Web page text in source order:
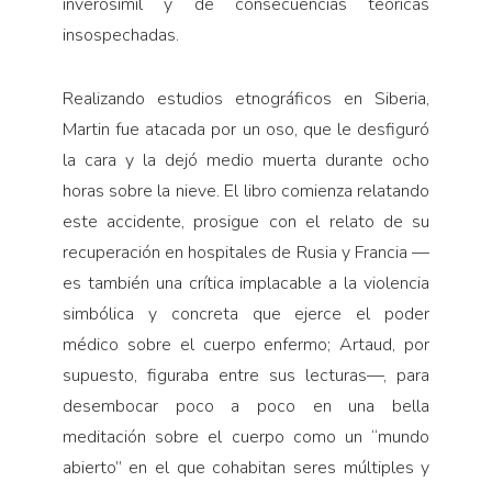
insospechadas.
Realizando estudios etnográficos en Siberia,
Martin fue atacada por un oso, que le desfiguró
la cara y la dejó medio muerta durante ocho
horas sobre la nieve. El libro comienza relatando
este accidente, prosigue con el relato de su
recuperación en hospitales de Rusia y Francia —
es también una crítica implacable a la violencia
simbólica y concreta que ejerce el poder
médico sobre el cuerpo enfermo; Artaud, por
supuesto, figuraba entre sus lecturas—, para
desembocar poco a poco en una bella
meditación sobre el cuerpo como un “mundo
abierto” en el que cohabitan seres múltiples y